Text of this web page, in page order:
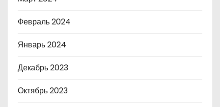
Февраль 2024
Январь 2024
Декабрь 2023
Октябрь 2023